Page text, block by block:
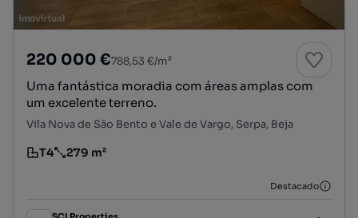
220 000 €788,53 €/m²
Uma fantástica moradia com áreas amplas com
um excelente terreno.
Vila Nova de São Bento e Vale de Vargo, Serpa, Beja
Tipologia
T4
Preço por metro quadrado
279 m²
Destacado